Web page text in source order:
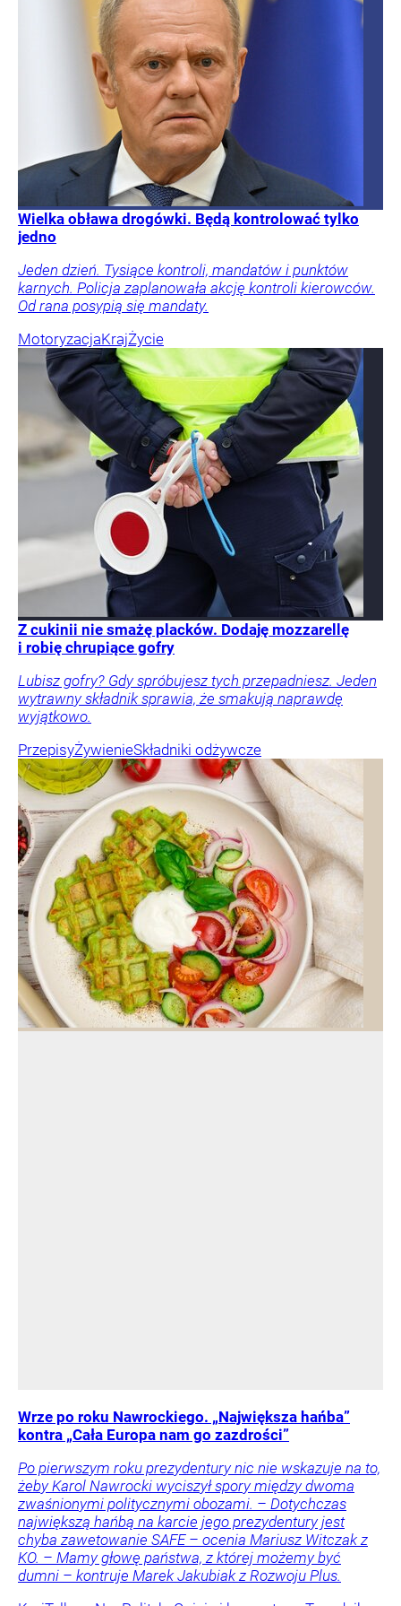
Wielka obława drogówki. Będą kontrolować tylko
jedno
Jeden dzień. Tysiące kontroli, mandatów i punktów
karnych. Policja zaplanowała akcję kontroli kierowców.
Od rana posypią się mandaty.
MotoryzacjaKrajŻycie
Z cukinii nie smażę placków. Dodaję mozzarellę
i robię chrupiące gofry
Lubisz gofry? Gdy spróbujesz tych przepadniesz. Jeden
wytrawny składnik sprawia, że smakują naprawdę
wyjątkowo.
PrzepisyŻywienieSkładniki odżywcze
Wrze po roku Nawrockiego. „Największa hańba”
kontra „Cała Europa nam go zazdrości”
Po pierwszym roku prezydentury nic nie wskazuje na to,
żeby Karol Nawrocki wyciszył spory między dwoma
zwaśnionymi politycznymi obozami. – Dotychczas
największą hańbą na karcie jego prezydentury jest
chyba zawetowanie SAFE – ocenia Mariusz Witczak z
KO. – Mamy głowę państwa, z której możemy być
dumni – kontruje Marek Jakubiak z Rozwoju Plus.